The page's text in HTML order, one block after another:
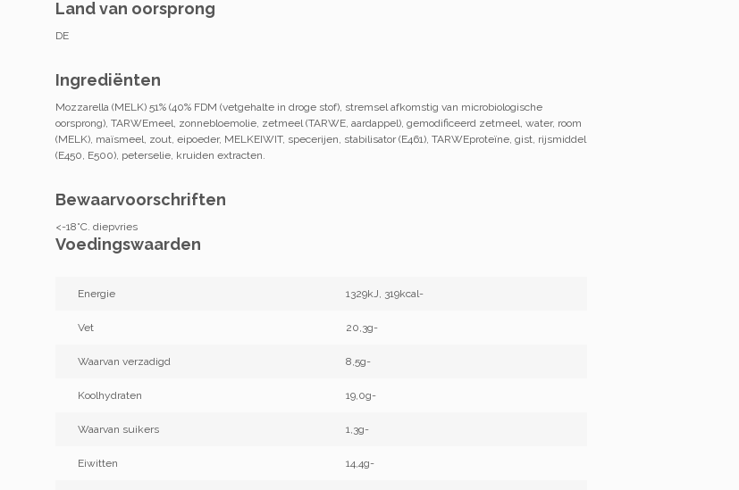
Land van oorsprong
DE
Ingrediënten
Mozzarella (MELK) 51% (40% FDM (vetgehalte in droge stof), stremsel afkomstig van microbiologische
oorsprong), TARWEmeel, zonnebloemolie, zetmeel (TARWE, aardappel), gemodificeerd zetmeel, water, room
(MELK), maïsmeel, zout, eipoeder, MELKEIWIT, specerijen, stabilisator (E461), TARWEproteïne, gist, rijsmiddel
(E450, E500), peterselie, kruiden extracten.
Bewaarvoorschriften
<-18°C. diepvries
Voedingswaarden
Energie 1329kJ, 319kcal-
Vet 20,3g-
Waarvan verzadigd 8,5g-
Koolhydraten 19,0g-
Waarvan suikers 1,3g-
Eiwitten 14,4g-